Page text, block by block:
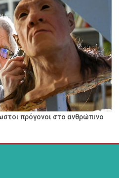
πρόγονοι στο ανθρώπινο